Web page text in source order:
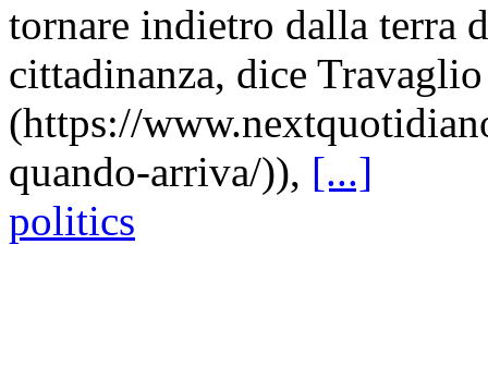
tornare indietro dalla terra
cittadinanza, dice
(https://
quando-arriva/)), [...]
politics